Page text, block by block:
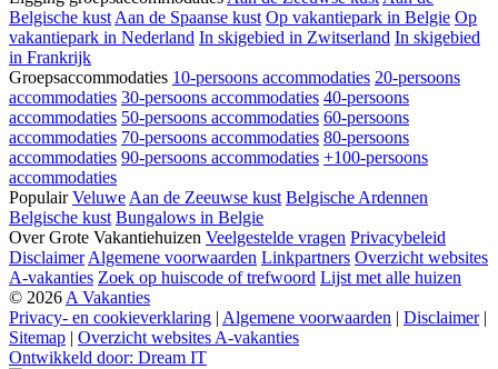
Belgische kust Aan de Spaanse kust Op vakantiepark in Belgie Op
vakantiepark in Nederland In skigebied in Zwitserland In skigebied
in Frankrijk
Groepsaccommodaties 10-persoons accommodaties 20-persoons
accommodaties 30-persoons accommodaties 40-persoons
accommodaties 50-persoons accommodaties 60-persoons
accommodaties 70-persoons accommodaties 80-persoons
accommodaties 90-persoons accommodaties +100-persoons
accommodaties
Populair Veluwe Aan de Zeeuwse kust Belgische Ardennen
Belgische kust Bungalows in Belgie
Over Grote Vakantiehuizen Veelgestelde vragen Privacybeleid
Disclaimer Algemene voorwaarden Linkpartners Overzicht websites
A-vakanties Zoek op huiscode of trefwoord Lijst met alle huizen
© 2026 A Vakanties
Privacy- en cookieverklaring | Algemene voorwaarden | Disclaimer |
Sitemap | Overzicht websites A-vakanties
Ontwikkeld door: Dream IT